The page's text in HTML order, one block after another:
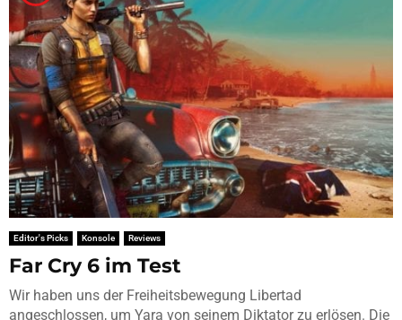
Editor's Picks Konsole Reviews
Far Cry 6 im Test
Wir haben uns der Freiheitsbewegung Libertad
angeschlossen, um Yara von seinem Diktator zu erlösen. Die